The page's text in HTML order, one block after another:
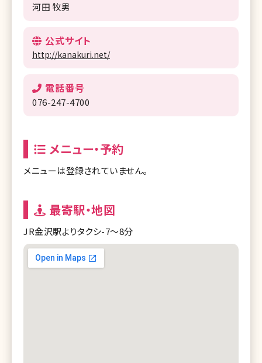
河田 牧男
公式サイト
http://kanakuri.net/
電話番号
076-247-4700
メニュー・予約
メニューは登録されていません。
最寄駅・地図
JR金沢駅よりタクシ-7～8分